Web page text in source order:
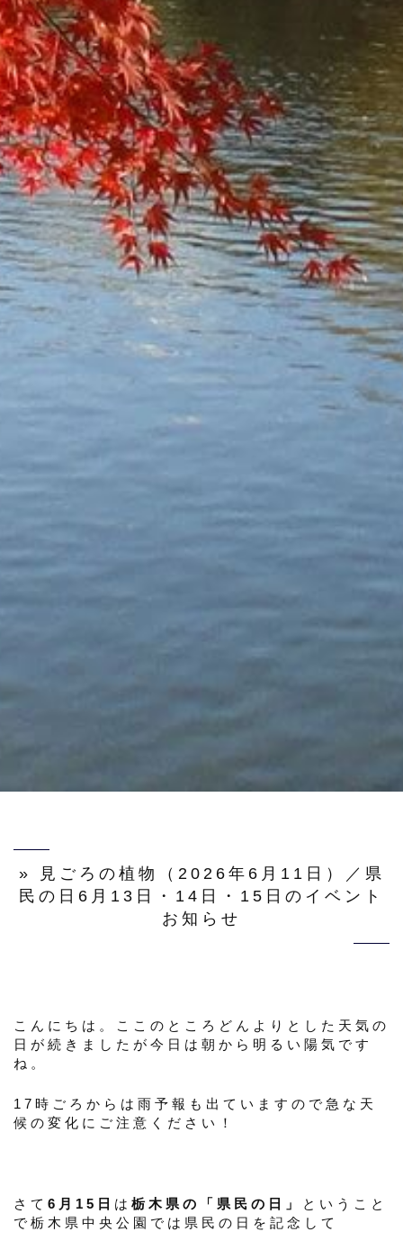
» 見ごろの植物（2026年6月11日）／県
民の日6月13日・14日・15日のイベント
お知らせ
こんにちは。ここのところどんよりとした天気の
日が続きましたが今日は朝から明るい陽気です
ね。
17時ごろからは雨予報も出ていますので急な天
候の変化にご注意ください！
さて 6月15日 は 栃木県の「県民の日」
ということ
で栃木県中央公園では県民の日を記念して